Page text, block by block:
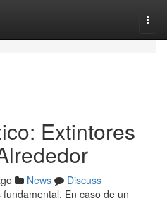
Extintores
News
Discuss
En caso de un